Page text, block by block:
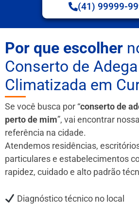
(41) 99999-
Por que escolher
Conserto de Adega
Climatizada em
Se você busca por “conserto de
perto de mim”, vai encontrar
referência na cidade.
Atendemos residências,
particulares e estabelecimentos
rapidez, cuidado e alto padrão
Diagnóstico técnico no local